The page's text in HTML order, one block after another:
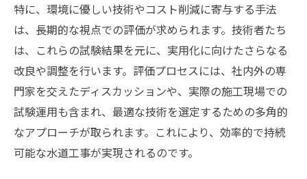
特に、環境に優しい技術やコスト削減に寄与する手法
は、長期的な視点での評価が求められます。技術者たち
は、これらの試験結果を元に、実用化に向けたさらなる
改良や調整を行います。評価プロセスには、社内外の専
門家を交えたディスカッションや、実際の施工現場での
試験運用も含まれ、最適な技術を選定するための多角的
なアプローチが取られます。これにより、効率的で持続
可能な水道工事が実現されるのです。